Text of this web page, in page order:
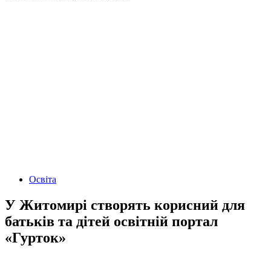
Освіта
У Житомирі створять корисний для
батьків та дітей освітній портал
«Гурток»